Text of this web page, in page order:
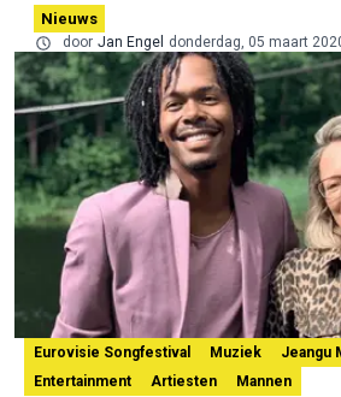
Nieuws
door Jan Engel donderdag, 05 maart
Eurovisie Songfestival Muziek
Jeangu
Entertainment
Artiesten Mannen